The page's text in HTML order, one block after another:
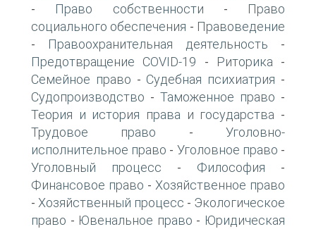
- Право собственности -
Право
социального обеспечения - Правоведение
- Правоохранительная деятельность -
Предотвращение COVID-19 - Риторика -
Семейное право - Судебная психиатрия -
Судопроизводство - Таможенное право -
Теория и история права и государства -
Трудовое право -Уголовно-
исполнительное право - Уголовное право -
Уголовный процесс - Философия -
Финансовое право - Хозяйственное право
- Хозяйственный процесс - Экологическое
право - Ювенальное право - Юридическая